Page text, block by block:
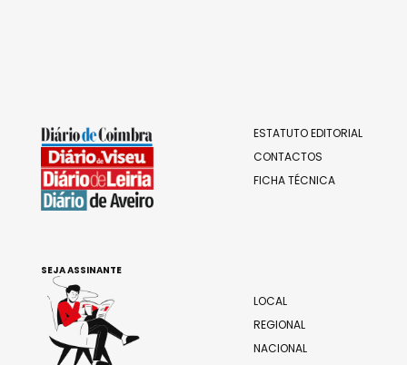
ESTATUTO EDITORIAL
CONTACTOS
FICHA TÉCNICA
LOCAL
REGIONAL
NACIONAL
SEJA ASSINANTE